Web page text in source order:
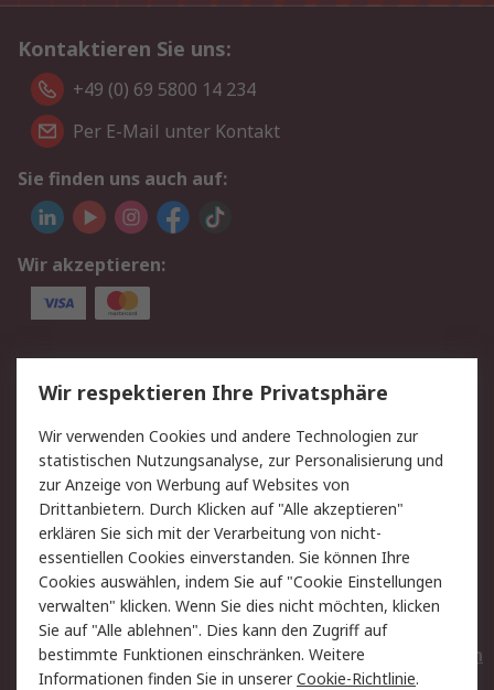
Kontaktieren Sie uns:
+49 (0) 69 5800 14 234
Per E-Mail unter Kontakt
Sie finden uns auch auf:
Wir akzeptieren:
Service
Value Added Services
Lieferlösungen
Rücksendungen
Kontakt
Hilfe
Privatkunden
Rechtliches
AGB
Datenschutz
Cookie-Richtlinie
Zahlungsbedingungen
Copyright/Impressum
Entsorgung
Elektrogeräte/Batterien
Wir respektieren Ihre Privatsphäre
Wir verwenden Cookies und andere Technologien zur
statistischen Nutzungsanalyse, zur Personalisierung und
zur Anzeige von Werbung auf Websites von
Drittanbietern. Durch Klicken auf "Alle akzeptieren"
erklären Sie sich mit der Verarbeitung von nicht-
essentiellen Cookies einverstanden. Sie können Ihre
Cookies auswählen, indem Sie auf "Cookie Einstellungen
verwalten" klicken. Wenn Sie dies nicht möchten, klicken
Sie auf "Alle ablehnen". Dies kann den Zugriff auf
bestimmte Funktionen einschränken. Weitere
Informationen finden Sie in unsererCookie-Richtlinie.